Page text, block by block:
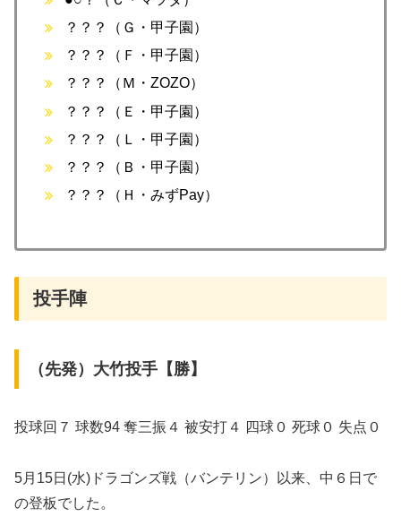
？？？（Ｇ・甲子園）
？？？（Ｆ・甲子園）
？？？（Ｍ・ZOZO）
？？？（Ｅ・甲子園）
？？？（Ｌ・甲子園）
？？？（Ｂ・甲子園）
？？？（Ｈ・みずPay）
投手陣
（先発）大竹投手【勝】
投球回７ 球数94 奪三振４ 被安打４ 四球０ 死球０ 失点０
5月15日(水)ドラゴンズ戦（バンテリン）以来、中６日で
の登板でした。